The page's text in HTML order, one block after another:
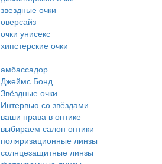
звездные очки
оверсайз
очки унисекс
хипстерские очки
амбассадор
Джеймс Бонд
Звёздные очки
Интервью со звёздами
ваши права в оптике
выбираем салон оптики
поляризационные линзы
солнцезащитные линзы